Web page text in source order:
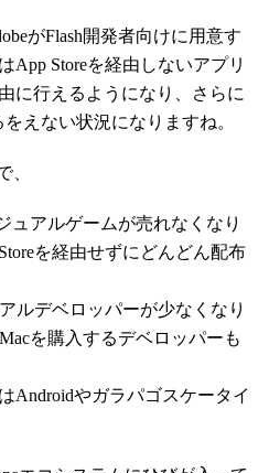
がFlash開発者向けに用意す
App Storeを経由しないアプリ
に行えるようになり、さらに
えない状況になりますね。
、
ュアルゲームが売れなくなり
を経由せずにどんどん配布
ルデベロッパーが少なくなり
を購入するデベロッパーも
Androidやガラパゴスケータイ